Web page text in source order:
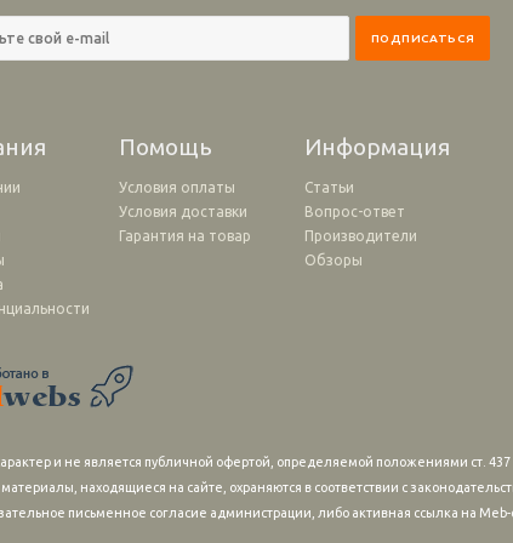
Помощь Информация
Условия оплаты
Условия доставки
Гарантия на товар
Статьи
Вопрос-ответ
Производители
Обзоры
и не является публичной офертой, определяемой положениями ст.
находящиеся на сайте, охраняются в соответствии с
письменное согласие администрации, либо активная ссылка на Meb-